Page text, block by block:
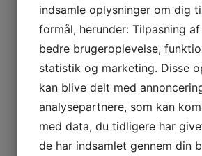
bevægelsesrutiner på jobbet
aktiviteter med henblik på at
problemet opstår i den
For eksempel kan hård hud
eller foden skyldes, at skoene
tåkap eller er for korte i
støder mod, når du går.
indsamle oplysninger om dig
formål, herunder: Tilpasning
bedre brugeroplevelse,
statistik og marketing. Disse
kan blive delt med
analysepartnere, som kan
med data, du tidligere har
de har indsamlet gennem din